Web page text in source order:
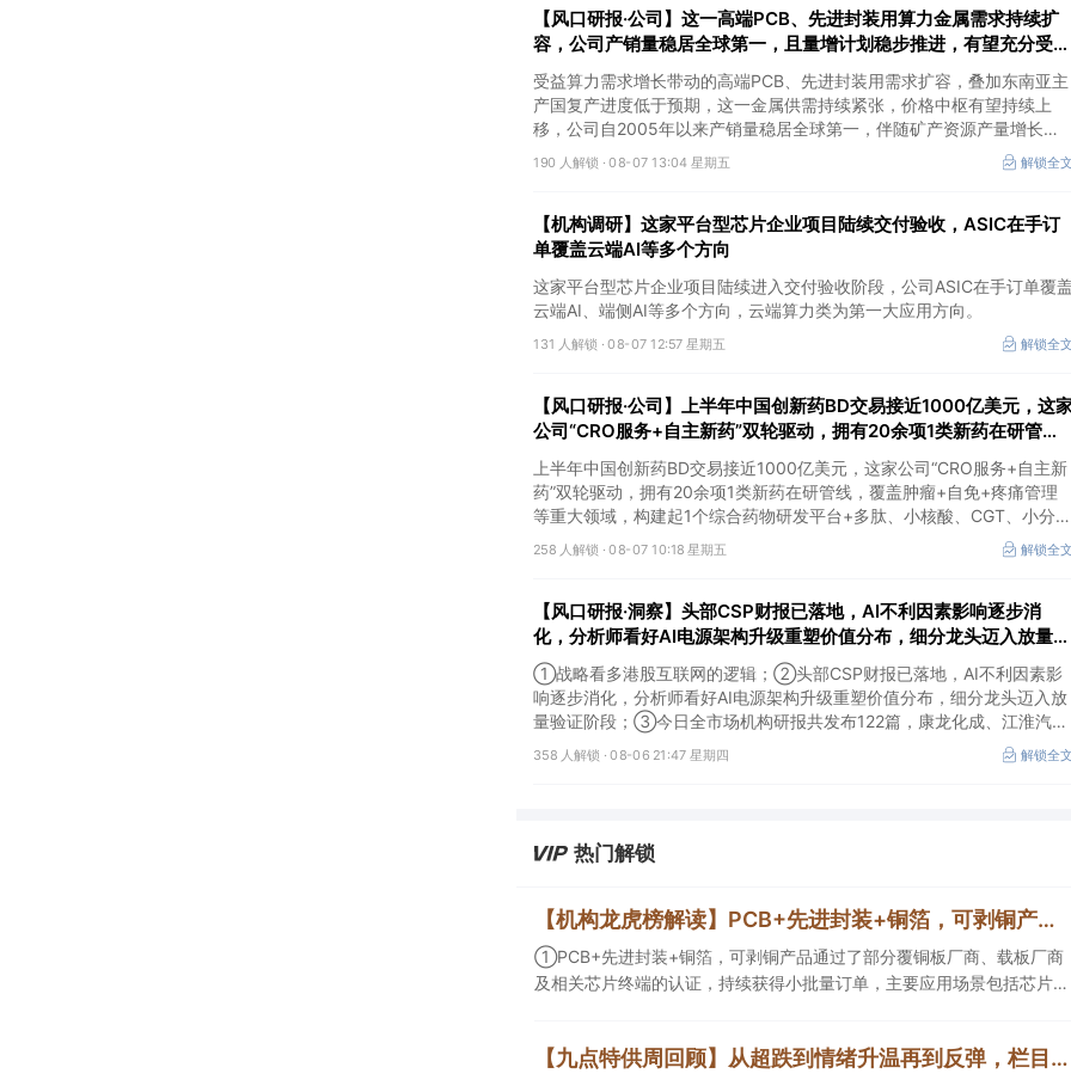
【风口研报·公司】这一高端PCB、先进封装用算力金属需求持续扩
容，公司产销量稳居全球第一，且量增计划稳步推进，有望充分受益
价格上行
受益算力需求增长带动的高端PCB、先进封装用需求扩容，叠加东南亚主
产国复产进度低于预期，这一金属供需持续紧张，价格中枢有望持续上
移，公司自2005年以来产销量稳居全球第一，伴随矿产资源产量增长与
冶炼产能整合并举，公司市占率有望进一步提升，同时有望充分受益金属
价格上行。
190 人解锁 ·08-07 13:04 星期五 解锁全文
【机构调研】这家平台型芯片企业项目陆续交付验收，ASIC在手订
单覆盖云端AI等多个方向
这家平台型芯片企业项目陆续进入交付验收阶段，公司ASIC在手订单覆盖
云端AI、端侧AI等多个方向，云端算力类为第一大应用方向。
131 人解锁 ·08-07 12:57 星期五 解锁全文
【风口研报·公司】上半年中国创新药BD交易接近1000亿美元，这
公司“CRO服务+自主新药”双轮驱动，拥有20余项1类新药在研管
线，覆盖肿瘤+自免+疼痛管理等重大领域
上半年中国创新药BD交易接近1000亿美元，这家公司“CRO服务+自主新
药”双轮驱动，拥有20余项1类新药在研管线，覆盖肿瘤+自免+疼痛管理
等重大领域，构建起1个综合药物研发平台+多肽、小核酸、CGT、小分子
4个创新技术平台，创新转型成果正逐步兑现。
258 人解锁 ·08-07 10:18 星期五 解锁全文
【风口研报·洞察】头部CSP财报已落地，AI不利因素影响逐步消
化，分析师看好AI电源架构升级重塑价值分布，细分龙头迈入放量验
证阶段；战略看多港股互联网的逻辑
①战略看多港股互联网的逻辑；②头部CSP财报已落地，AI不利因素影
响逐步消化，分析师看好AI电源架构升级重塑价值分布，细分龙头迈入放
量验证阶段；③今日全市场机构研报共发布122篇，康龙化成、江淮汽车
评级得到上调，9家公司获得首度覆盖，其中乔锋智能获新财富分析师深
度覆盖；④在个股机构关注度排行中，华峰化学首次上榜，前五名依次
358 人解锁 ·08-06 21:47 星期四 解锁全文
热门解锁
【机构龙虎榜解读】PCB+先进封装+铜箔，可剥铜产品通过了部分覆铜板厂商、载板厂商及相关芯片终端的认证，持续获得小批量订单，主要应用场景包括芯片封装光模块用PCB，机构大额净买入这家公司
①PCB+先进封装+铜箔，可剥铜产品通过了部分覆铜板厂商、载板厂商
及相关芯片终端的认证，持续获得小批量订单，主要应用场景包括芯片封
具备承接细胞与基因治疗产品商业化受托生产的合规资质，这家公司获净
【九点特供周回顾】从超跌到情绪升温再到反弹，栏目梳理AI应用题材逻辑，AI教育人气公司解读后获4连板